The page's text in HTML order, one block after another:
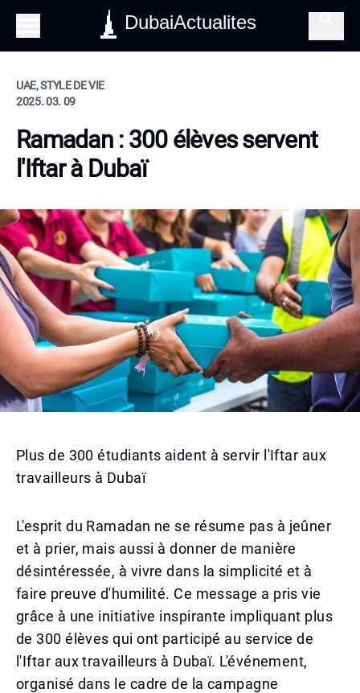
DubaiActualites
UAE, STYLE DE VIE
2025. 03. 09
Ramadan : 300 élèves servent
l'Iftar à Dubaï
Plus de 300 étudiants aident à servir l'Iftar aux
travailleurs à Dubaï
L'esprit du Ramadan ne se résume pas à jeûner
et à prier, mais aussi à donner de manière
désintéressée, à vivre dans la simplicité et à
faire preuve d'humilité. Ce message a pris vie
grâce à une initiative inspirante impliquant plus
de 300 élèves qui ont participé au service de
l'Iftar aux travailleurs à Dubaï. L'événement,
organisé dans le cadre de la campagne